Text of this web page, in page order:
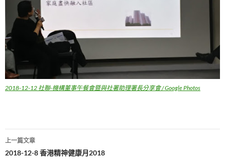
2018-12-12 社聯-機構董事午餐會暨與社署助理署長分享會 / Google Photos
文
章
上一篇文章
2018-12-8 香港精神健康月2018